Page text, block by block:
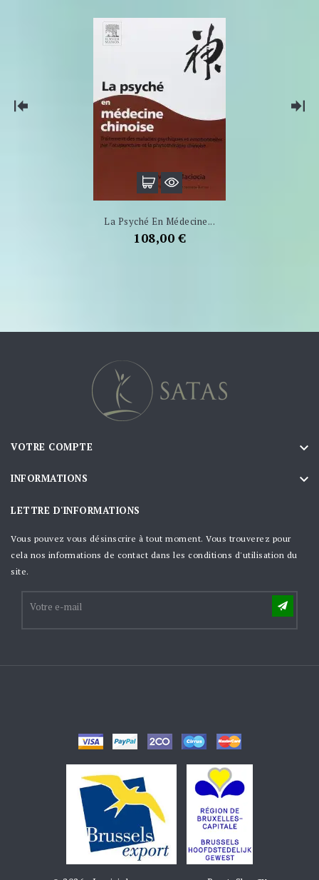
La Psyché En Médecine...
Prix
108,00 €
VOTRE COMPTE 
INFORMATIONS 
LETTRE D'INFORMATIONS
Vous pouvez vous désinscrire à tout moment. Vous trouverez pour
cela nos informations de contact dans les conditions d'utilisation du
site.